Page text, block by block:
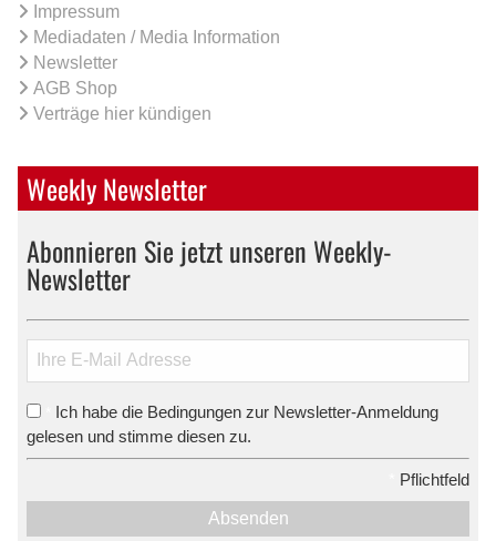
Impressum
Mediadaten / Media Information
Newsletter
AGB Shop
Verträge hier kündigen
Weekly Newsletter
Abonnieren Sie jetzt unseren Weekly-
Newsletter
Ich habe die Bedingungen zur Newsletter-Anmeldung
gelesen und stimme diesen zu.
Pflichtfeld
Absenden